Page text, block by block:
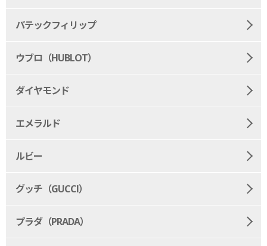
パテックフィリップ
ウブロ（HUBLOT）
ダイヤモンド
エメラルド
ルビー
グッチ（GUCCI）
プラダ（PRADA）